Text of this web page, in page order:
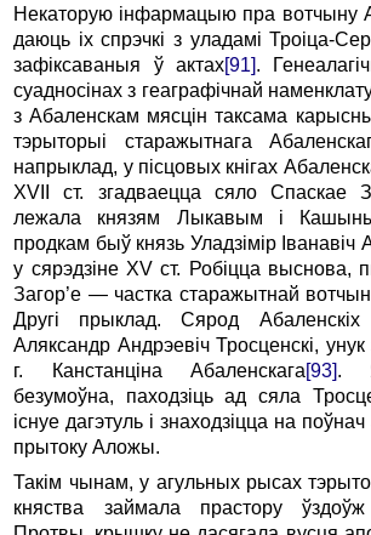
Некаторую інфармацыю пра вотчыну
даюць ix спрэчкі з уладамі Троіца-
зафіксаваныя ў актах[91].
суадносінах з геаграфічнай
з Абаленскам мясцін таксама
тэрыторыі старажытнага
напрыклад, у пісцовых кнігах
XVII ст. згадваецца сяло Спаскае
лежала князям Лыкавым i
продкам быў князь Уладзімір Іванавіч
у сярэдзіне XV ст. Робіцца выснова,
Загор’е — частка старажытнай
Другі прыклад. Сярод
Аляксандр Андрэевіч Тросценскі, унук
г. Канстанціна Абаленскага[93].
безумоўна, паходзіць ад сяла
існуе дагэтуль i знаходзіцца на
прытоку Аложы.
Такім чынам, у агульных рысах
княства займала прастору